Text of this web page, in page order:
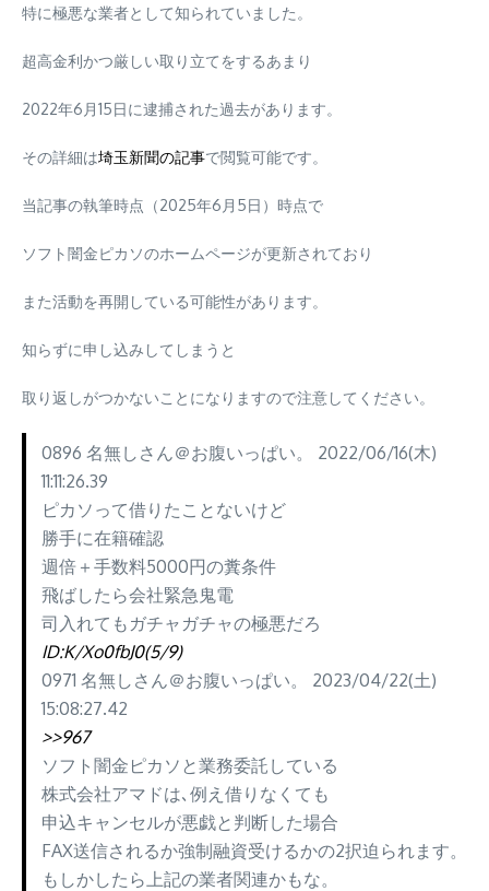
特に極悪な業者として知られていました。
超高金利かつ厳しい取り立てをするあまり
2022年6月15日に逮捕された過去があります。
その詳細は埼玉新聞の記事で閲覧可能です。
当記事の執筆時点（2025年6月5日）時点で
ソフト闇金ピカソのホームページが更新されており
また活動を再開している可能性があります。
知らずに申し込みしてしまうと
取り返しがつかないことになりますので注意してください。
0896 名無しさん＠お腹いっぱい。 2022/06/16(木)
11:11:26.39
ピカソって借りたことないけど
勝手に在籍確認
週倍＋手数料5000円の糞条件
飛ばしたら会社緊急鬼電
司入れてもガチャガチャの極悪だろ
ID:K/Xo0fbJ0(5/9)
0971 名無しさん＠お腹いっぱい。 2023/04/22(土)
15:08:27.42
>>967
ソフト闇金ピカソと業務委託している
株式会社アマドは､例え借りなくても
申込キャンセルが悪戯と判断した場合
FAX送信されるか強制融資受けるかの2択迫られます。
もしかしたら上記の業者関連かもな。